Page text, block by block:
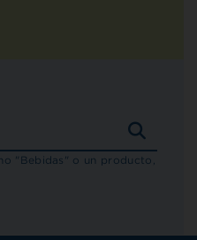
"Bebidas" o un producto,